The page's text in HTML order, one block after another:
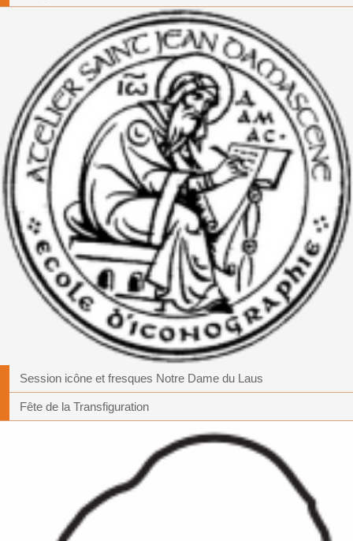
Session icône et fresques Notre Dame du Laus
Fête de la Transfiguration